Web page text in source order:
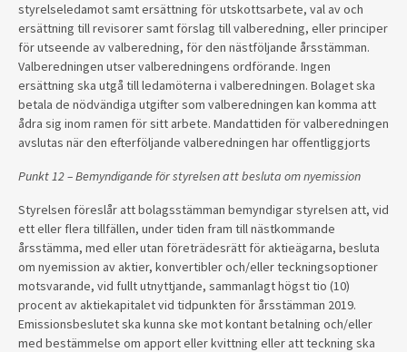
styrelseledamot samt ersättning för utskottsarbete, val av och
ersättning till revisorer samt förslag till valberedning, eller principer
för utseende av valberedning, för den nästföljande årsstämman.
Valberedningen utser valberedningens ordförande. Ingen
ersättning ska utgå till ledamöterna i valberedningen. Bolaget ska
betala de nödvändiga utgifter som valberedningen kan komma att
ådra sig inom ramen för sitt arbete. Mandattiden för valberedningen
avslutas när den efterföljande valberedningen har offentliggjorts
Punkt 12 – Bemyndigande för styrelsen att besluta om nyemission
Styrelsen föreslår att bolagsstämman bemyndigar styrelsen att, vid
ett eller flera tillfällen, under tiden fram till nästkommande
årsstämma, med eller utan företrädesrätt för aktieägarna, besluta
om nyemission av aktier, konvertibler och/eller teckningsoptioner
motsvarande, vid fullt utnyttjande, sammanlagt högst tio (10)
procent av aktiekapitalet vid tidpunkten för årsstämman 2019.
Emissionsbeslutet ska kunna ske mot kontant betalning och/eller
med bestämmelse om apport eller kvittning eller att teckning ska